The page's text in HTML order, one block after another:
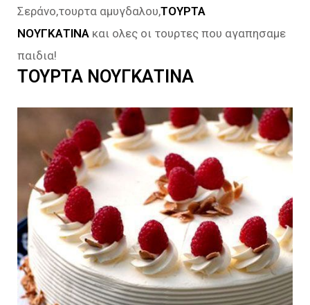
Σεράνο,τουρτα αμυγδαλου,ΤΟΥΡΤΑ
ΝΟΥΓΚΑΤΙΝΑ και ολες οι τουρτες που αγαπησαμε
παιδια!
ΤΟΥΡΤΑ ΝΟΥΓΚΑΤΙΝΑ